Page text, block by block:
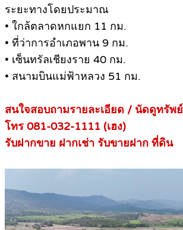
ระยะทางโดยประมาณ
• ใกล้ตลาดหกแยก 11 กม.
• ที่ว่าการอำเภอพาน 9 กม.
• เซ็นทรัลเชียงราย 40 กม.
• สนามบินแม่ฟ้าหลวง 51 กม.
สนใจสอบถามรายละเอียด / นัดดูทรัพย์
โทร 081-032-1111 (เฮง)
รับฝากขาย ฝากเช่า รับขายฝาก ที่ดิน